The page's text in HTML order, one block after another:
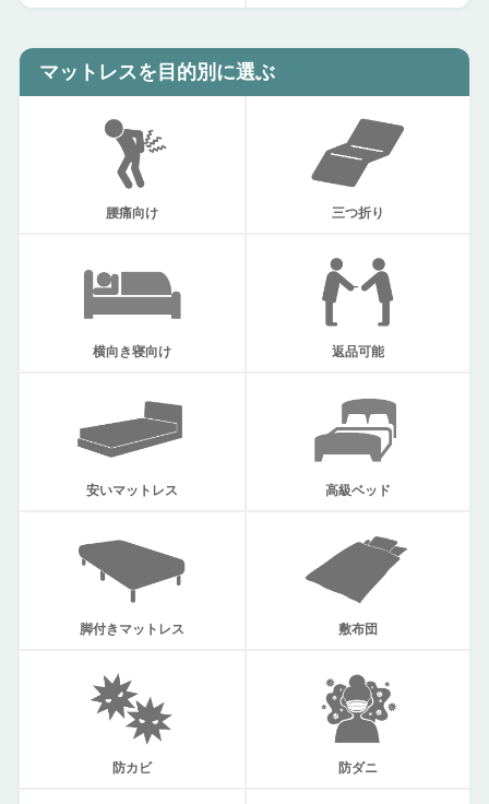
マットレスを目的別に選ぶ
腰痛向け 三つ折り
横向き寝向け 返品可能
安いマットレス 高級ベッド
脚付きマットレス 敷布団
防カビ 防ダニ